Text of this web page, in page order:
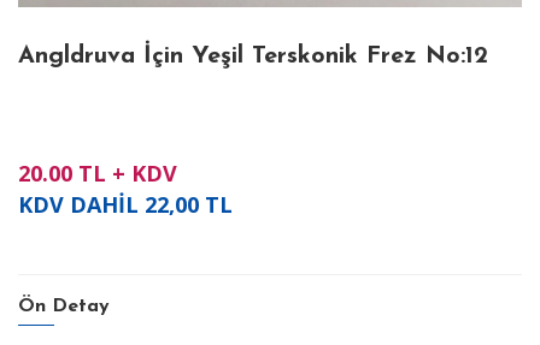
Angldruva İçin Yeşil Terskonik Frez No:12
20.00 TL + KDV
KDV DAHİL 22,00 TL
Ön Detay